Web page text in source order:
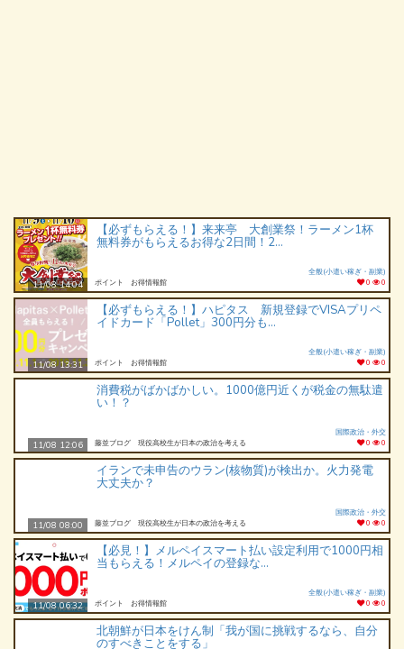
11/08 14:04
【必ずもらえる！】来来亭 大創業祭！ラーメン1杯
無料券がもらえるお得な2日間！2...
ポイント お得情報館
全般(小遣い稼ぎ・副業)
0
0
11/08 13:31
【必ずもらえる！】ハピタス 新規登録でVISAプリペ
イドカード「Pollet」300円分も...
ポイント お得情報館
全般(小遣い稼ぎ・副業)
0
0
11/08 12:06
消費税がばかばかしい。1000億円近くが税金の無駄遣
い！？
藤並ブログ 現役高校生が日本の政治を考える
国際政治・外交
0
0
11/08 08:00
イランで未申告のウラン(核物質)が検出か。火力発電
大丈夫か？
藤並ブログ 現役高校生が日本の政治を考える
国際政治・外交
0
0
11/08 06:32
【必見！】メルペイスマート払い設定利用で1000円相
当もらえる！メルペイの登録な...
ポイント お得情報館
全般(小遣い稼ぎ・副業)
0
0
北朝鮮が日本をけん制「我が国に挑戦するなら、自分
のすべきことをする」